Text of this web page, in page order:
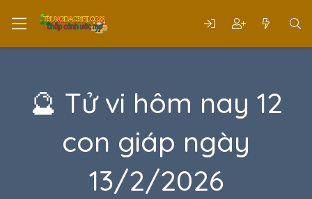
🔮 Tử vi hôm nay 12
con giáp ngày
13/2/2026